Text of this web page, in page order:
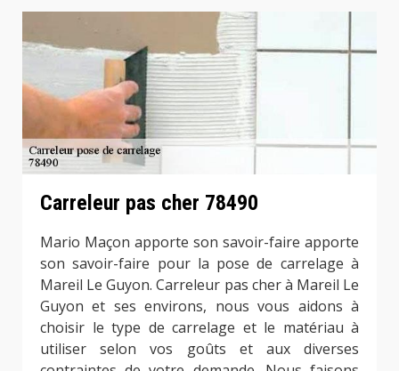
Carreleur pas cher 78490
Mario Maçon apporte son savoir-faire apporte
son savoir-faire pour la pose de carrelage à
Mareil Le Guyon. Carreleur pas cher à Mareil Le
Guyon et ses environs, nous vous aidons à
choisir le type de carrelage et le matériau à
utiliser selon vos goûts et aux diverses